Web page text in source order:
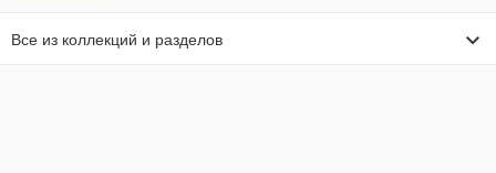
Все из коллекций и разделов